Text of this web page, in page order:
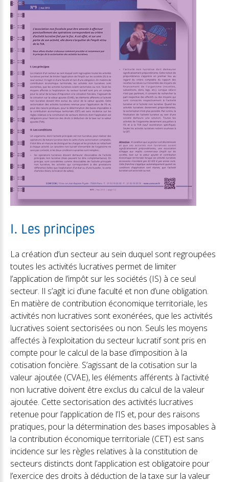
I. Les principes
La création d’un secteur au sein duquel sont regroupées
toutes les activités lucratives permet de limiter
l’application de l’impôt sur les sociétés (IS) à ce seul
secteur. Il s’agit ici d’une faculté et non d’une obligation.
En matière de contribution économique territoriale, les
activités non lucratives sont exonérées, que les activités
lucratives soient sectorisées ou non. Seuls les moyens
affectés à l’exploitation du secteur lucratif sont pris en
compte pour le calcul de la base d’imposition à la
cotisation foncière. S’agissant de la cotisation sur la
valeur ajoutée (CVAE), les éléments afférents à l’activité
non lucrative doivent être exclus du calcul de la valeur
ajoutée. Cette sectorisation des activités lucratives
retenue pour l’application de l’IS et, pour des raisons
pratiques, pour la détermination des bases imposables à
la contribution économique territoriale (CET) est sans
incidence sur les règles relatives à la constitution de
secteurs distincts dont l’application est obligatoire pour
l’exercice des droits à déduction de la taxe sur la valeur